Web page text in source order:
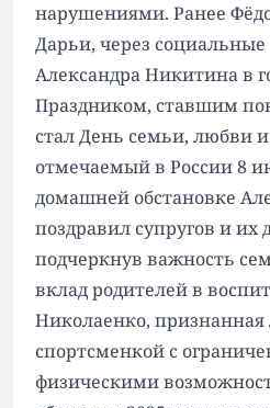
нарушениями. Ранее
Дарьи, через социальные
Александра Никитина в
Праздником, ставшим
стал День семьи, любви
отмечаемый в России 8
домашней обстановке
поздравил супругов и их
подчеркнув важность
вклад родителей в
Николаенко,
спортсменкой с
физическими